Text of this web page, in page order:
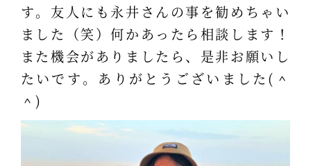
す。友人にも永井さんの事を勧めちゃい
ました（笑）何かあったら相談します！
また機会がありましたら、是非お願いし
たいです。ありがとうございました(＾
＾)